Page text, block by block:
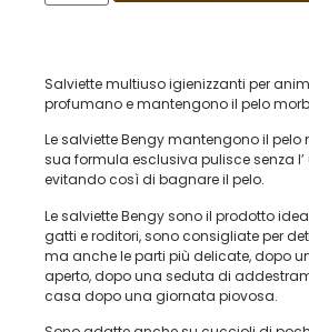
Salviette multiuso igienizzanti per
profumano e mantengono il pelo
Le salviette Bengy mantengono il pelo
sua formula esclusiva pulisce senza
evitando così di bagnare il pelo.
Le salviette Bengy sono il prodotto
gatti e roditori, sono consigliate per
ma anche le parti più delicate, dopo
aperto, dopo una seduta di
casa dopo una giornata piovosa.